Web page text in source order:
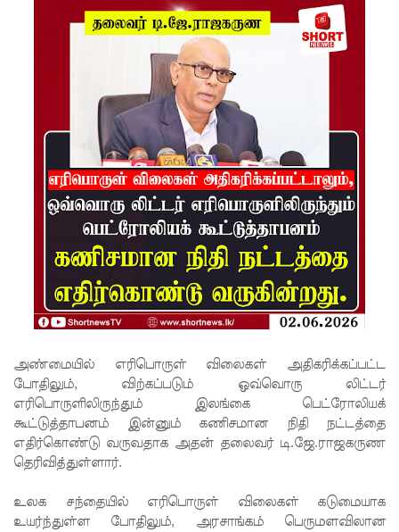
களுக்கும்
த்தை
நாமல்!
குறைபாடு
கள்
காரணமா
க சில
புதிய
அண்மையில் எரிபொருள் விலைகள் அதிகரிக்கப்பட்ட
போதிலும், விற்கப்படும் ஒவ்வொரு லிட்டர்
எரிபொருளிலிருந்தும் இலங்கை பெட்ரோலியக்
கூட்டுத்தாபனம் இன்னும் கணிசமான நிதி நட்டத்தை
எதிர்கொண்டு வருவதாக அதன் தலைவர் டி.ஜே.ராஜகருண
தெரிவித்துள்ளார்.
உலக சந்தையில் எரிபொருள் விலைகள் கடுமையாக
உயர்ந்துள்ள போதிலும், அரசாங்கம் பெருமளவிலான